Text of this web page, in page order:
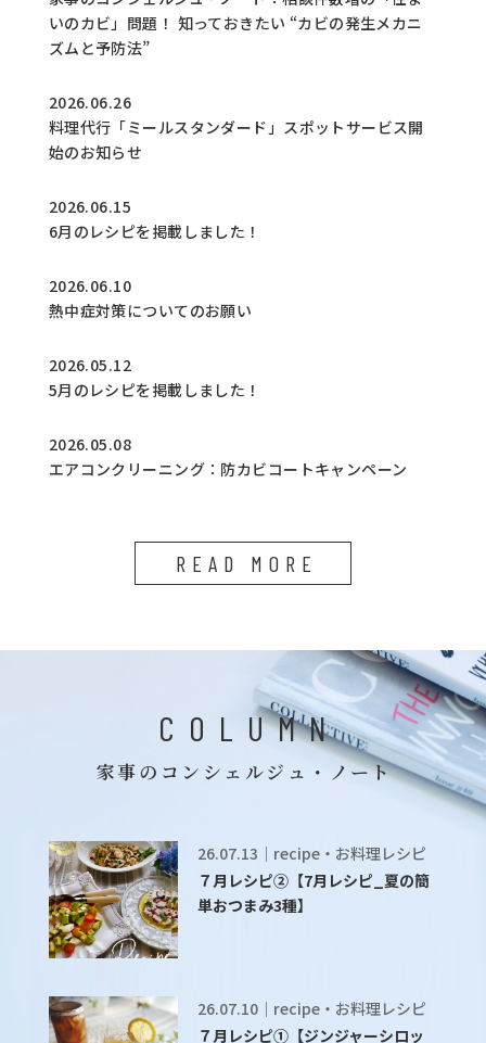
いのカビ」問題！ 知っておきたい “カビの発生メカニ
ズムと予防法”
2026.06.26
料理代行「ミールスタンダード」スポットサービス開
始のお知らせ
2026.06.15
6月のレシピを掲載しました！
2026.06.10
熱中症対策についてのお願い
2026.05.12
5月のレシピを掲載しました！
2026.05.08
エアコンクリーニング：防カビコートキャンペーン
READ MORE
COLUMN
家事のコンシェルジュ・ノート
26.07.13｜recipe・お料理レシピ
７月レシピ②【7月レシピ_夏の簡
単おつまみ3種】
26.07.10｜recipe・お料理レシピ
７月レシピ①【ジンジャーシロッ